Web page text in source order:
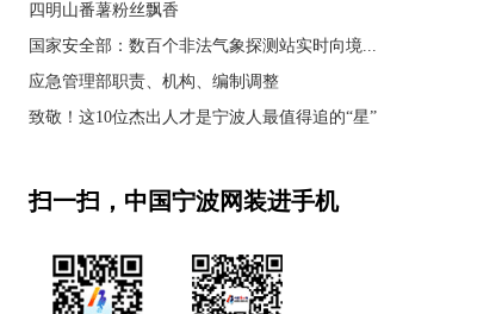
四明山番薯粉丝飘香
国家安全部：数百个非法气象探测站实时向境...
应急管理部职责、机构、编制调整
致敬！这10位杰出人才是宁波人最值得追的“星”
扫一扫，中国宁波网装进手机